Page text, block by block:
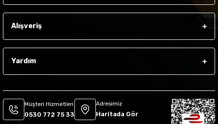
Alışveriş
Yardım
Müşteri Hizmetleri
0530 772 75 33
Adresimiz
Haritada Gör